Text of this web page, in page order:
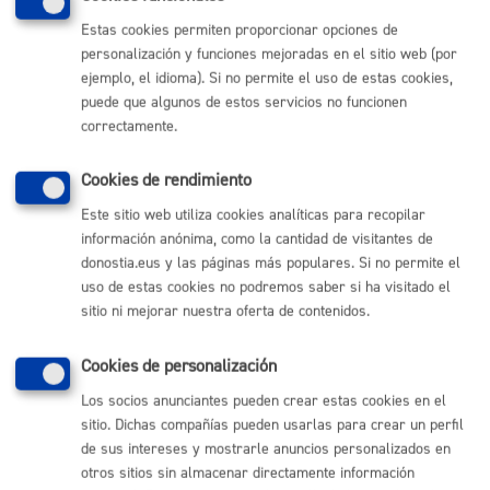
del silencio
El registro de la solicitud se hace en el momento. El
plazo de resolución dependerá del contenido de la
Pasos del procedimiento
Identificación de la persona solicitante o
representante
Registro de la solicitud y/o documentación
número de registro asignado
Responsable de la tramitación
Estas cookies permiten proporcionar opciones de
personalización y funciones mejoradas en el sitio web (por
ejemplo, el idioma). Si no permite el uso de estas cookies,
puede que algunos de estos servicios no funcionen
correctamente.
Cookies de rendimiento
Este sitio web utiliza cookies analíticas para recopilar
información anónima, como la cantidad de visitantes de
donostia.eus y las páginas más populares. Si no permite el
uso de estas cookies no podremos saber si ha visitado el
sitio ni mejorar nuestra oferta de contenidos.
Cookies de personalización
Los socios anunciantes pueden crear estas cookies en el
sitio. Dichas compañías pueden usarlas para crear un perfil
de sus intereses y mostrarle anuncios personalizados en
otros sitios sin almacenar directamente información